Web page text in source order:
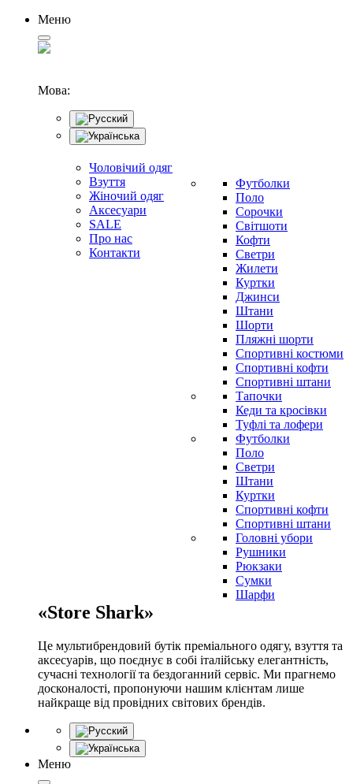
Меню
Мова:
Чоловічий одяг
Взуття
Жіночий одяг
Аксесуари
SALE
Про нас
Контакти
Футболки
Поло
Сорочки
Світшоти
Кофти
Светри
Жилети
Куртки
Джинси
Штани
Шорти
Пляжні шорти
Спортивні костюми
Спортивні кофти
Спортивні штани
Тапочки
Кеди та кросівки
Туфлі та лофери
Футболки
Поло
Светри
Штани
Куртки
Cпортивні кофти
Спортивні штани
Головні убори
Рушники
Рюкзаки
Сумки
Шарфи
«Store Shark»
Це мультибрендовий бутік преміального одягу, взуття та
аксесуарів, що поєднує в собі італійську елегантність,
сучасні технології та бездоганний сервіс. Ми прагнемо
досконалості, пропонуючи нашим клієнтам лише
найкраще від провідних світових брендів.
Меню